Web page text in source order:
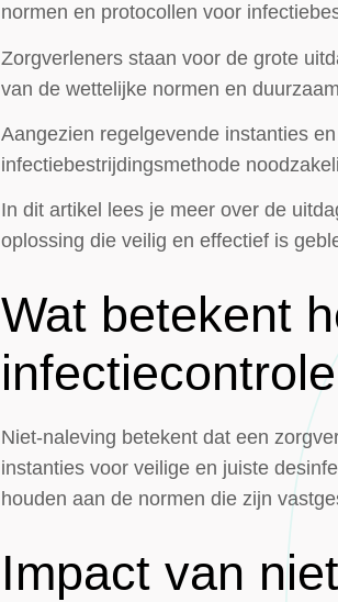
normen en protocollen voor
Zorgverleners staan voor de grote
van de wettelijke normen en
Aangezien regelgevende instanties
infectiebestrijdingsmethode
In dit artikel lees je meer over de
oplossing die veilig en effectief is
Wat betekent
Niet-naleving betekent dat een
instanties voor veilige en juiste
houden aan de normen die zijn
Impact van